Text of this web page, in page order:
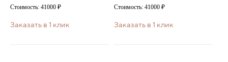
Стоимость: 41000 ₽
Заказать в 1 клик
Стоимость: 41000 ₽
Заказать в 1 клик